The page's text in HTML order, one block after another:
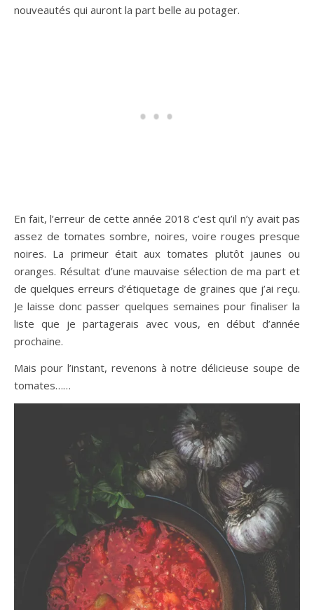
nouveautés qui auront la part belle au potager.
En fait, l’erreur de cette année 2018 c’est qu’il n’y avait pas
assez de tomates sombre, noires, voire rouges presque
noires. La primeur était aux tomates plutôt jaunes ou
oranges. Résultat d’une mauvaise sélection de ma part et
de quelques erreurs d’étiquetage de graines que j’ai reçu.
Je laisse donc passer quelques semaines pour finaliser la
liste que je partagerais avec vous, en début d’année
prochaine.
Mais pour l’instant, revenons à notre délicieuse soupe de
tomates……